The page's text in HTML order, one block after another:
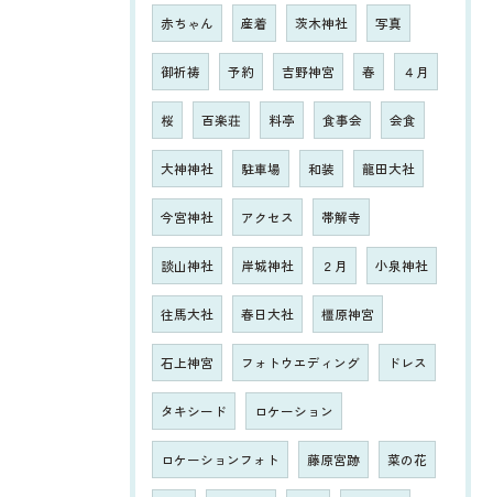
赤ちゃん 産着 茨木神社 写真
御祈祷 予約 吉野神宮 春 ４月
桜 百楽荘 料亭 食事会 会食
大神神社 駐車場 和装 龍田大社
今宮神社 アクセス 帯解寺
談山神社 岸城神社 ２月 小泉神社
往馬大社 春日大社 橿原神宮
石上神宮 フォトウエディング ドレス
タキシード ロケーション
ロケーションフォト 藤原宮跡 菜の花